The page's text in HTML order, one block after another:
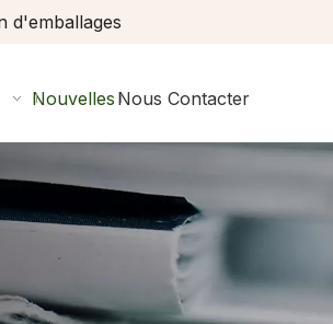
d'emballages
Nouvelles Nous Contacter